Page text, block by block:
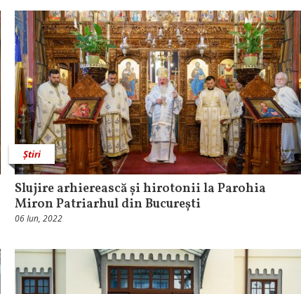
Știri
Slujire arhierească și hirotonii la Parohia
Miron Patriarhul din București
06 Iun, 2022